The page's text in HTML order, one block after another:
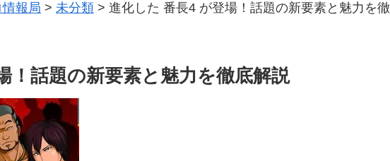
報局 > 未分類 > 進化した 番長4 が登場！話題の新要素と魅力を徹
！話題の新要素と魅力を徹底解説